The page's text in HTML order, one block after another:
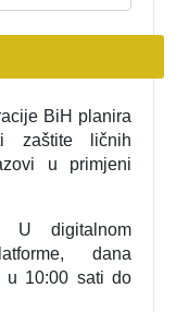
BiH planira
zaštite ličnih
u primjeni
U digitalnom
dana
u 10:00 sati do